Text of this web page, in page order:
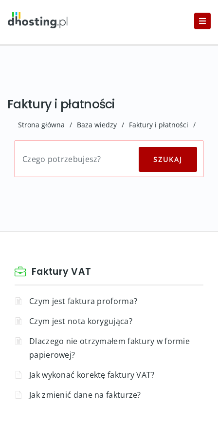
Faktury i płatności
Strona główna / Baza wiedzy / Faktury i płatności /
Faktury VAT
Czym jest faktura proforma?
Czym jest nota korygująca?
Dlaczego nie otrzymałem faktury w formie
papierowej?
Jak wykonać korektę faktury VAT?
Jak zmienić dane na fakturze?